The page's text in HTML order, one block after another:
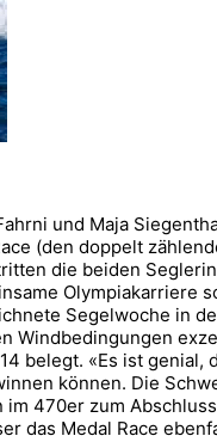
und Maja
(den doppelt
die beiden
Olympiakarriere
Segelwoche in
belegt. «Es ist
können. Die
470er zum
das Medal Race